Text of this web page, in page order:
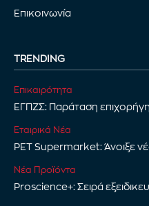
Επικοινωνία
TRENDING
Επικαιρότητα
ΕΓΠΖΣ: Παράταση
Εταιρικά Νέα
PET Supermarket: Άνοιξε
Νέα Προϊόντα
Proscience+: Σειρά